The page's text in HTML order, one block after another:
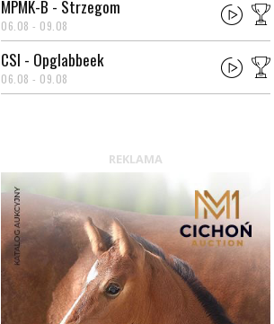
MPMK-B - Strzegom
06.08 - 09.08
CSI - Opglabbeek
06.08 - 09.08
REKLAMA